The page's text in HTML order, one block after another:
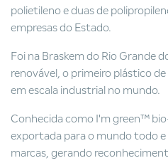
polietileno e duas de
empresas do Estado.
Foi na Braskem do Rio Grande
renovável, o primeiro plástico
em escala industrial no mundo.
Conhecida como I'm green™
exportada para o mundo todo e
marcas, gerando